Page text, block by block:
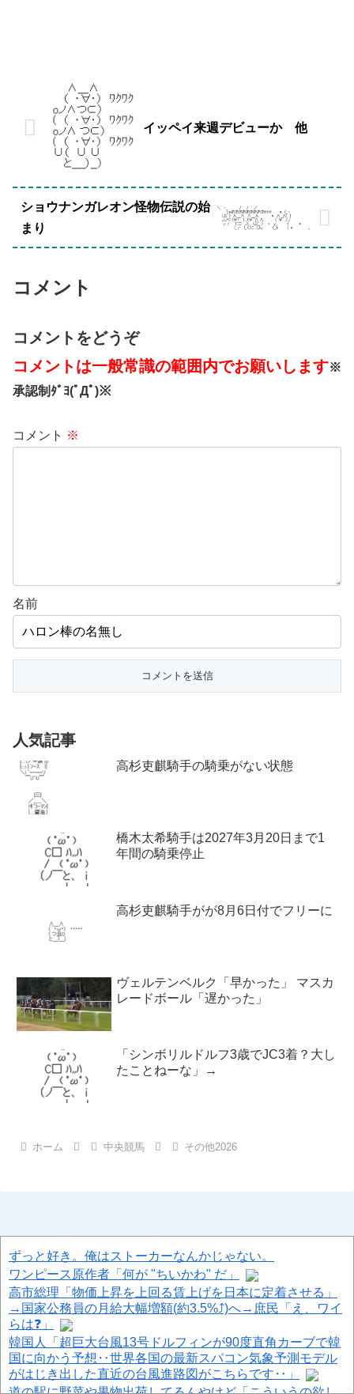
イッペイ来週デビューか 他
ショウナンガレオン怪物伝説の始
まり
コメント
コメントをどうぞ
コメントは一般常識の範囲内でお願いします※
承認制ﾀﾞﾖ(ﾟДﾟ)※
コメント ※
名前
人気記事
高杉吏麒騎手の騎乗がない状態
橋木太希騎手は2027年3月20日まで1
年間の騎乗停止
高杉吏麒騎手がが8月6日付でフリーに
ヴェルテンベルク「早かった」 マスカ
レードボール「遅かった」
「シンボリルドルフ3歳でJC3着？大し
たことねーな」→
ホーム 中央競馬 その他2026
ずっと好き。俺はストーカーなんかじゃない。
ワンピース原作者「何が "ちいかわ" だ」
高市総理「物価上昇を上回る賃上げを日本に定着させる」
→国家公務員の月給大幅増額(約3.5%⤴)へ→庶民「え、ワイ
らは❓」
韓国人「超巨大台風13号ドルフィンが90度直角カーブで韓
国に向かう予想‥世界各国の最新スパコン気象予測モデル
がはじき出した直近の台風進路図がこちらです‥」